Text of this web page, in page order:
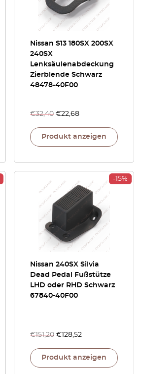
Nissan S13 180SX 200SX
240SX
Lenksäulenabdeckung
Zierblende Schwarz
48478-40F00
€32,40 €22,68
Produkt anzeigen
-15%
Nissan 240SX Silvia
Dead Pedal Fußstütze
LHD oder RHD Schwarz
67840-40F00
€151,20 € 128,52
Produkt anzeigen